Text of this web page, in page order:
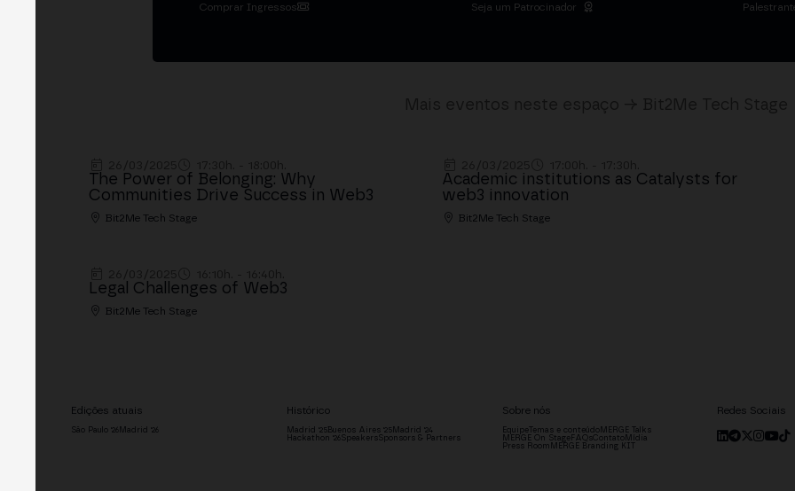
Comprar Ingressos Seja um Patrocinador
The Power of Belonging: Why
Communities Drive Success in Web3
Bit2Me Tech Stage
Academic institutions as Catalysts for
web3 innovation
Bit2Me Tech Stage
Legal Challenges of Web3
Bit2Me Tech Stage
Edições atuais
São Paulo '26 Madrid '26
Histórico
Madrid '25Buenos Aires '25Madrid '24
Hackathon '26 SpeakersSponsors & Partners
Sobre nós
EquipeTemas e conteúdoMERGE Talks
MERGE On StageFAQsContatoMídia
Press Room MERGE Branding KIT
Redes Sociais